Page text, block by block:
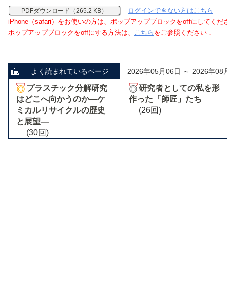
PDFダウンロード（265.2 KB）
ログインできない方はこちら
iPhone（safari）をお使いの方は、ポップアップブロックをoffにしてくだ
ポップアップブロックをoffにする方法は、 こちら をご参照ください．
よく読まれているページ 2026年05月06日 ～ 2026年08
プラスチック分解研究
はどこへ向かうのか―ケ
ミカルリサイクルの歴史
と展望―
(30回)
研究者としての私を形
作った「師匠」たち
(26回)